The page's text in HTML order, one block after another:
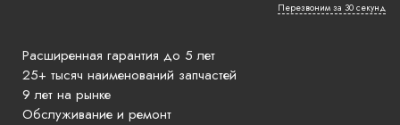
Перезвоним за 30 секунд
Расширенная гарантия до 5 лет
25+ тысяч наименований запчастей
9 лет на рынке
Обслуживание и ремонт